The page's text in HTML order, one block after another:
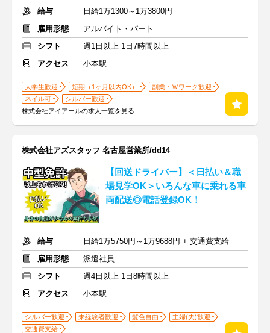
給与
日給1万1300～1万3800円
雇用形態
アルバイト・パート
シフト
週1日以上 1日7時間以上
アクセス
小本駅
大学生歓迎 短期（1ヶ月以内OK）
副業・Ｗワーク歓迎
ネイル可
シルバー歓迎
株式会社アイアールの求人一覧を見る
株式会社アズスタッフ 名古屋営業所/dd14
【回送ドライバー】＜日払い＆職
場見学OK＞いろんな車に乗れる車
両配送◎電話登録OK！
給与
日給1万5750円～1万9688円 + 交通費支給
雇用形態
派遣社員
シフト
週4日以上 1日8時間以上
アクセス
小本駅
シルバー歓迎 未経験者歓迎 髪色自由
主婦(夫)歓迎
交通費支給